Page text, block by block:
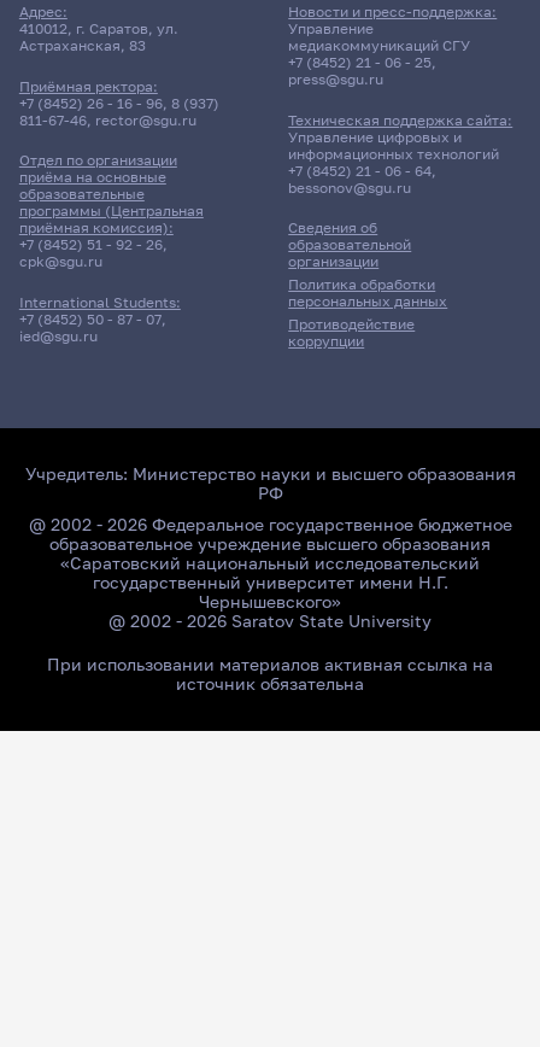
Адрес:
410012, г. Саратов, ул.
Астраханская, 83
Приёмная ректора:
+7 (8452) 26 - 16 - 96, 8 (937)
811-67-46, rector@sgu.ru
Отдел по организации
приёма на основные
образовательные
программы (Центральная
приёмная комиссия):
+7 (8452) 51 - 92 - 26,
cpk@sgu.ru
International Students:
+7 (8452) 50 - 87 - 07,
ied@sgu.ru
Сведения об
образовательной
организации
Политика обработки
персональных данных
Противодействие
коррупции
Новости и пресс-поддержка:
Управление
медиакоммуникаций СГУ
+7 (8452) 21 - 06 - 25,
press@sgu.ru
Техническая поддержка сайта:
Управление цифровых и
информационных технологий
+7 (8452) 21 - 06 - 64,
bessonov@sgu.ru
Учредитель: Министерство науки и высшего образования
РФ
@ 2002 - 2026 Федеральное государственное бюджетное
образовательное учреждение высшего образования
«Саратовский национальный исследовательский
государственный университет имени Н.Г.
Чернышевского»
@ 2002 - 2026 Saratov State University
При использовании материалов активная ссылка на
источник обязательна